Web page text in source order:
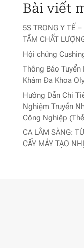
Bài viết
5S TRONG Y TẾ
TẦM CHẤT
Hội chứng
Thông Báo Tuyển
Khám Đa Khoa
Hướng Dẫn Chi
Nghiệm Truyền
Công Nghiệp
CA LÂM SÀNG:
CẤY MÁY TẠO